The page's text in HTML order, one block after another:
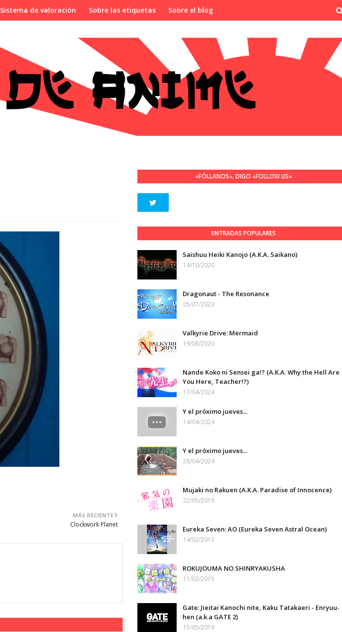
Sistema de valoración Sobre las etiquetas Sobre el blog
MÁS RECIENTE
Clockwork Planet
«FÓLLANOS», DIGO «FOLLOW US»
ENTRADAS POPULARES
Saishuu Heiki Kanojo (A.K.A. Saikano)
14/10/2020
Dragonaut - The Resonance
05/07/2023
Valkyrie Drive: Mermaid
19/08/2020
Nande Koko ni Sensei ga!? (A.K.A. Why the Hell Are
You Here, Teacher!?)
17/04/2024
Y el próximo jueves...
14/04/2024
Y el próximo jueves...
28/04/2024
Mujaki no Rakuen (A.K.A. Paradise of Innocence)
22/05/2019
Eureka Seven: AO (Eureka Seven Astral Ocean)
14/02/2013
ROKUJOUMA NO SHINRYAKUSHA
11/02/2015
Gate: Jieitai Kanochi nite, Kaku Tatakaeri - Enryuu-
hen (a.k.a GATE 2)
15/05/2019